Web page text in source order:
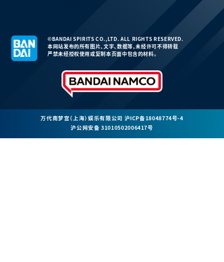
©BANDAI SPIRITS CO.,LTD. ALL RIGHTS RESERVED.
本网站发布的所有图片、文字、数据等，未经许可不得转载
严禁未经授权使用或复制本页面中包含的材料。
万代南梦宫（上海）娱乐有限公司 沪ICP备18048774号-4
沪公网安备 31010502006417号